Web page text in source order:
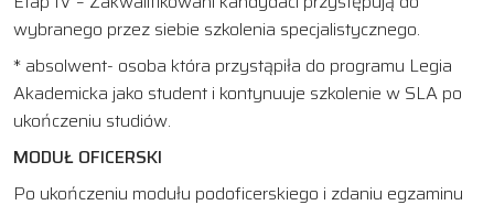
wybranego przez siebie szkolenia specjalistycznego.
* absolwent- osoba która przystąpiła do programu Legia
Akademicka jako student i kontynuuje szkolenie w SLA po
ukończeniu studiów.
MODUŁ OFICERSKI
Po ukończeniu modułu podoficerskiego i zdaniu egzaminu